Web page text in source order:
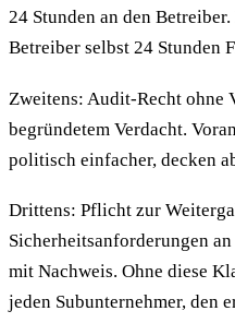
24 Stunden an den
Betreiber selbst 24 Stunden
Zweitens: Audit-Recht ohne
begründetem Verdacht.
politisch einfacher, decken
Drittens: Pflicht zur
Sicherheitsanforderungen
mit Nachweis. Ohne diese
jeden Subunternehmer, den